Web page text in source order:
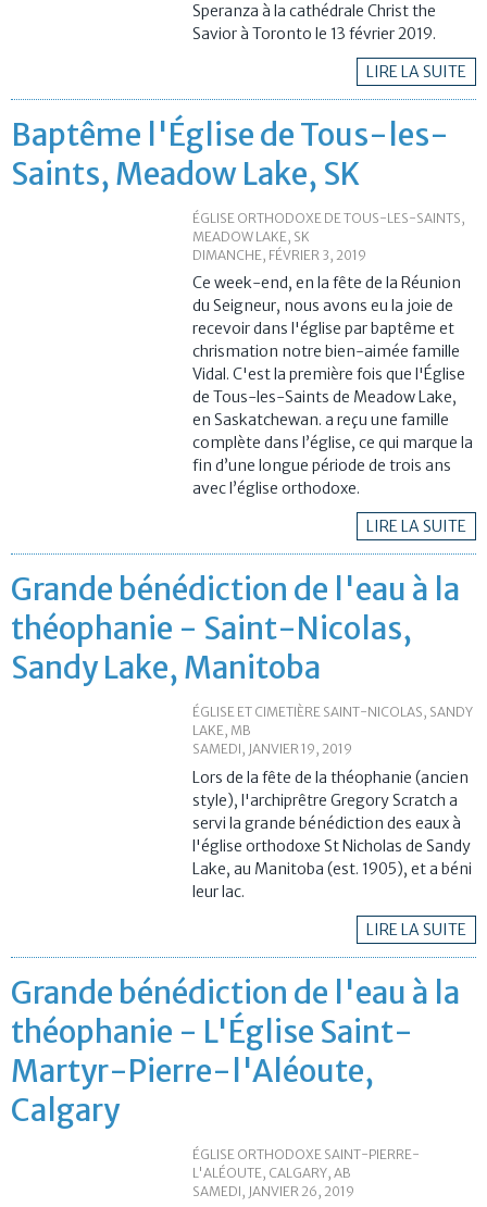
Speranza à la cathédrale Christ the
Savior à Toronto le 13 février 2019.
LIRE LA SUITE
Baptême l'Église de Tous-les-
Saints, Meadow Lake, SK
ÉGLISE ORTHODOXE DE TOUS-LES-SAINTS,
MEADOW LAKE, SK
DIMANCHE, FÉVRIER 3, 2019
Ce week-end, en la fête de la Réunion
du Seigneur, nous avons eu la joie de
recevoir dans l'église par baptême et
chrismation notre bien-aimée famille
Vidal. C'est la première fois que l'Église
de Tous-les-Saints de Meadow Lake,
en Saskatchewan. a reçu une famille
complète dans l’église, ce qui marque la
fin d’une longue période de trois ans
avec l’église orthodoxe.
LIRE LA SUITE
Grande bénédiction de l'eau à la
théophanie - Saint-Nicolas,
Sandy Lake, Manitoba
ÉGLISE ET CIMETIÈRE SAINT-NICOLAS, SANDY
LAKE, MB
SAMEDI, JANVIER 19, 2019
Lors de la fête de la théophanie (ancien
style), l'archiprêtre Gregory Scratch a
servi la grande bénédiction des eaux à
l'église orthodoxe St Nicholas de Sandy
Lake, au Manitoba (est. 1905), et a béni
leur lac.
LIRE LA SUITE
Grande bénédiction de l'eau à la
théophanie - L'Église Saint-
Martyr-Pierre-l'Aléoute,
Calgary
ÉGLISE ORTHODOXE SAINT-PIERRE-
L'ALÉOUTE, CALGARY, AB
SAMEDI, JANVIER 26, 2019